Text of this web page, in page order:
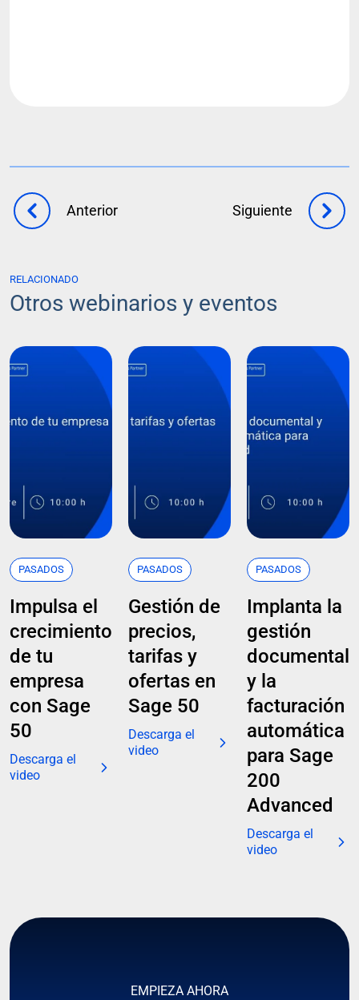
Anterior Siguiente
RELACIONADO
Otros webinarios y eventos
PASADOS
Impulsa el
crecimiento
de tu
empresa
con Sage
50
Descarga el
video
PASADOS
Gestión de
precios,
tarifas y
ofertas en
Sage 50
Descarga el
video
PASADOS
Implanta la
gestión
documental
y la
facturación
automática
para Sage
200
Advanced
Descarga el
video
EMPIEZA AHORA